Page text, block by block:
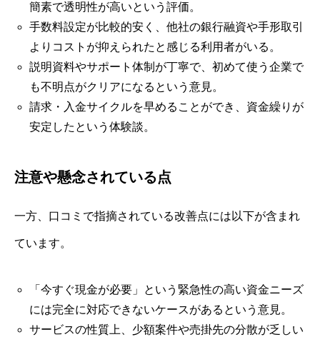
簡素で透明性が高いという評価。
手数料設定が比較的安く、他社の銀行融資や手形取引
よりコストが抑えられたと感じる利用者がいる。
説明資料やサポート体制が丁寧で、初めて使う企業で
も不明点がクリアになるという意見。
請求・入金サイクルを早めることができ、資金繰りが
安定したという体験談。
注意や懸念されている点
一方、口コミで指摘されている改善点には以下が含まれ
ています。
「今すぐ現金が必要」という緊急性の高い資金ニーズ
には完全に対応できないケースがあるという意見。
サービスの性質上、少額案件や売掛先の分散が乏しい